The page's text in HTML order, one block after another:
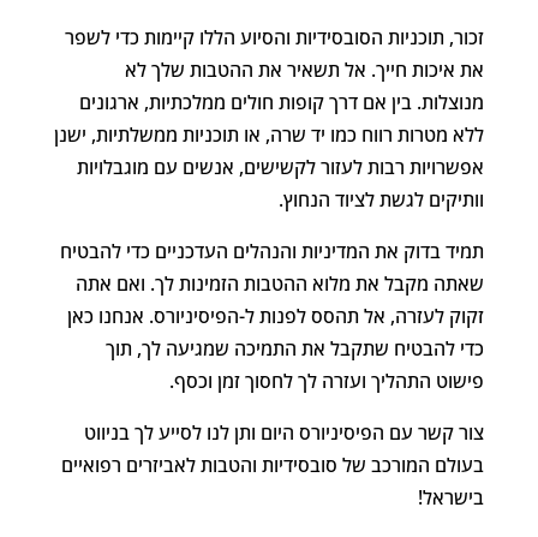
זכור, תוכניות הסובסידיות והסיוע הללו קיימות כדי לשפר
את איכות חייך. אל תשאיר את ההטבות שלך לא
מנוצלות. בין אם דרך קופות חולים ממלכתיות, ארגונים
ללא מטרות רווח כמו יד שרה, או תוכניות ממשלתיות, ישנן
אפשרויות רבות לעזור לקשישים, אנשים עם מוגבלויות
וותיקים לגשת לציוד הנחוץ.
תמיד בדוק את המדיניות והנהלים העדכניים כדי להבטיח
שאתה מקבל את מלוא ההטבות הזמינות לך. ואם אתה
זקוק לעזרה, אל תהסס לפנות ל-הפיסיניורס. אנחנו כאן
כדי להבטיח שתקבל את התמיכה שמגיעה לך, תוך
פישוט התהליך ועזרה לך לחסוך זמן וכסף.
צור קשר עם הפיסיניורס היום ותן לנו לסייע לך בניווט
בעולם המורכב של סובסידיות והטבות לאביזרים רפואיים
בישראל!